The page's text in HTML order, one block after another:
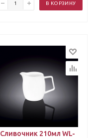
В КОРЗИНУ
Сливочник 210мл WL-